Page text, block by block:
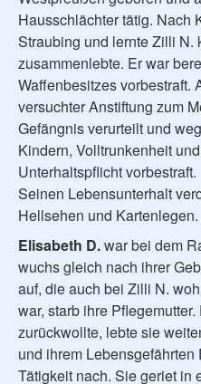
Hausschlächter tätig. Nach
Straubing und lernte Zilli N.
zusammenlebte. Er war
Waffenbesitzes vorbestraft.
versuchter Anstiftung zum
Gefängnis verurteilt und
Kindern, Volltrunkenheit
Unterhaltspflicht vorbestraft.
Seinen Lebensunterhalt
Hellsehen und Kartenlegen.
Elisabeth D.war bei dem
wuchs gleich nach ihrer
auf, die auch bei Zilli N.
war, starb ihre
zurückwollte, lebte sie
und ihrem
Tätigkeit nach. Sie geriet in